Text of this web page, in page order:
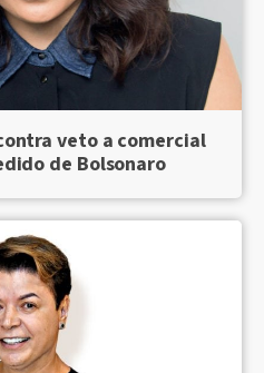
veto a comercial
de Bolsonaro